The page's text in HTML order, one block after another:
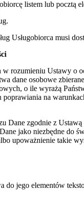
listem lub pocztą
Usługobiorca musi
w rozumieniu Ustawy
dane osobowe
o ile wyrażą
na
Dane zgodnie z
jako niezbędne do
upoważnienie takie
jego elementów